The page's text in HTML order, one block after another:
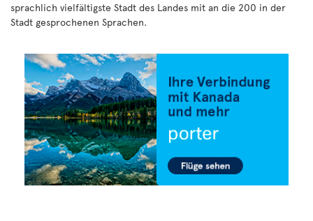
sprachlich vielfältigste Stadt des Landes mit an die 200 in der
Stadt gesprochenen Sprachen.